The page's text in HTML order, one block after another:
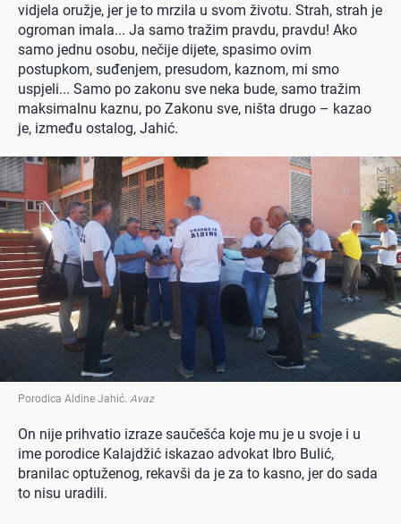
vidjela oružje, jer je to mrzila u svom životu. Strah, strah je
ogroman imala... Ja samo tražim pravdu, pravdu! Ako
samo jednu osobu, nečije dijete, spasimo ovim
postupkom, suđenjem, presudom, kaznom, mi smo
uspjeli... Samo po zakonu sve neka bude, samo tražim
maksimalnu kaznu, po Zakonu sve, ništa drugo – kazao
je, između ostalog, Jahić.
Porodica Aldine Jahić Avaz
On nije prihvatio izraze saučešća koje mu je u svoje i u
ime porodice Kalajdžić iskazao advokat Ibro Bulić,
branilac optuženog, rekavši da je za to kasno, jer do sada
to nisu uradili.